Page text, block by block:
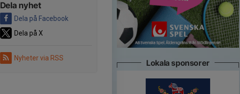
Dela nyhet
Dela på Facebook
Dela på X
Nyheter via RSS
Lokala sponsorer